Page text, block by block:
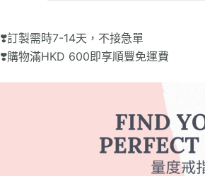
❣️訂製需時7-14天，不接急單
❣️購物滿HKD 600即享順豐免運費